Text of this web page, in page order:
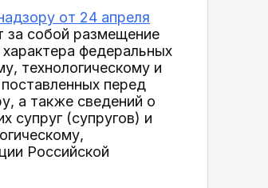
от 24 апреля
за собой размещение
федеральных
технологическому и
перед
а также сведений о
супруг (супругов) и
Российской